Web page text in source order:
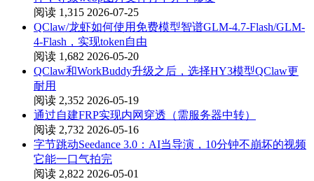
阅读 1,315 2026-07-25
QClaw/龙虾如何使用免费模型智谱GLM-4.7-Flash/GLM-
4-Flash，实现token自由
阅读 1,682 2026-05-20
QClaw和WorkBuddy升级之后，选择HY3模型QClaw更
耐用
阅读 2,352 2026-05-19
通过自建FRP实现内网穿透（需服务器中转）
阅读 2,732 2026-05-16
字节跳动Seedance 3.0：AI当导演，10分钟不崩坏的视频
它能一口气拍完
阅读 2,822 2026-05-01